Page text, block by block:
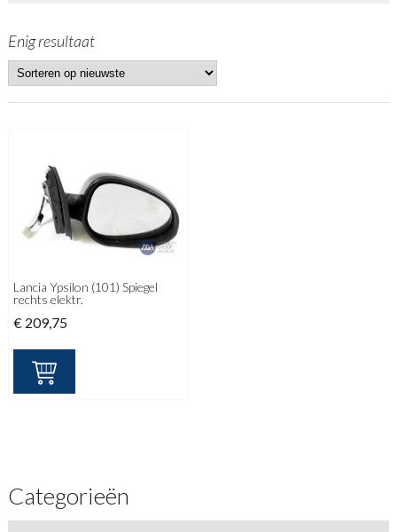
Enig resultaat
Lancia Ypsilon (101) Spiegel
rechts elektr.
€ 209,75
Categorieën